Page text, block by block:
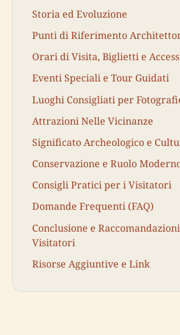
Storia ed Evoluzione
Punti di Riferimento
Orari di Visita, Biglietti e
Eventi Speciali e Tour Guidati
Luoghi Consigliati per
Attrazioni Nelle Vicinanze
Significato Archeologico e
Conservazione e Ruolo
Consigli Pratici per i Visitatori
Domande Frequenti (FAQ)
Conclusione e
Visitatori
Risorse Aggiuntive e Link